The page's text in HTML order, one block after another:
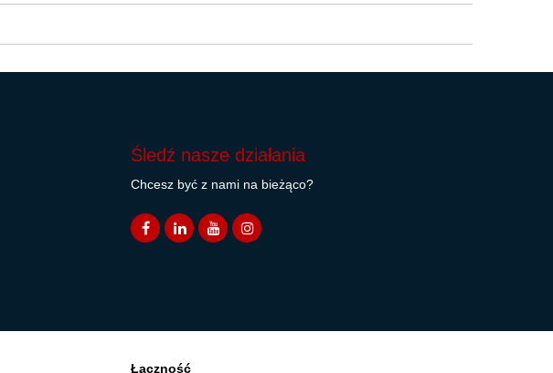
Śledź nasze działania
Chcesz być z nami na bieżąco?
Łączność